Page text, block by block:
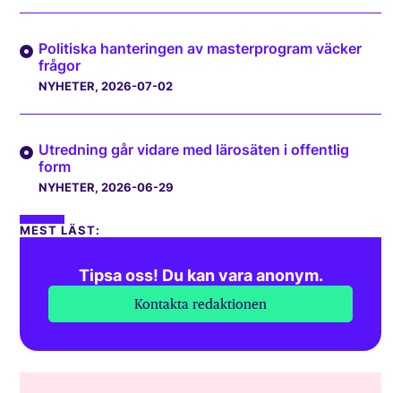
Politiska hanteringen av masterprogram väcker
frågor
NYHETER, 2026-07-02
Utredning går vidare med lärosäten i offentlig
form
NYHETER, 2026-06-29
MEST LÄST:
Tipsa oss! Du kan vara anonym.
Kontakta redaktionen